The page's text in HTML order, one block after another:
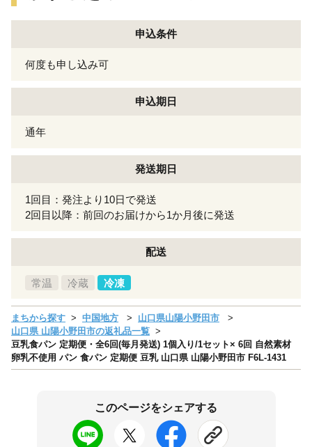
申込条件
何度も申し込み可
申込期日
通年
発送期日
1回目：発注より10日で発送
2回目以降：前回のお届けから1か月後に発送
配送
常温 冷蔵 冷凍
まちから探す 中国地方
山口県山陽小野田市
山口県 山陽小野田市の返礼品一覧
豆乳食パン 定期便・全6回(毎月発送) 1個入り/1セット× 6回 自然素材
卵乳不使用 パン 食パン 定期便 豆乳 山口県 山陽小野田市 F6L-1431
このページをシェアする